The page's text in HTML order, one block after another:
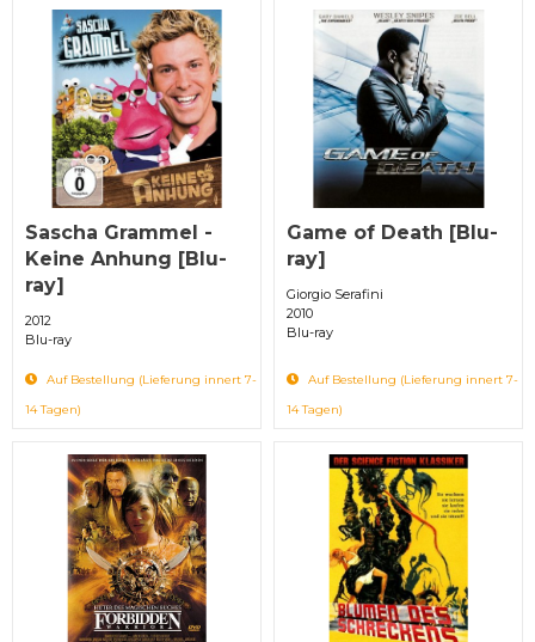
Sascha Grammel -
Keine Anhung [Blu-
ray]
2012
Blu-ray
Auf Bestellung (Lieferung innert 7-
14 Tagen)
Game of Death [Blu-
ray]
Giorgio Serafini
2010
Blu-ray
Auf Bestellung (Lieferung innert 7-
14 Tagen)